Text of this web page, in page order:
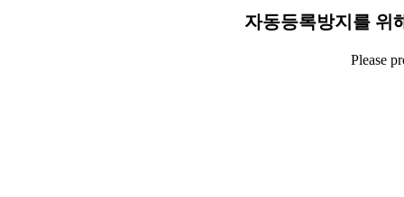
자동등록방지를 위
Please